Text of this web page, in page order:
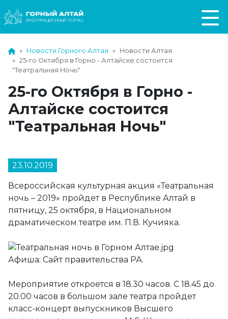
Новости Горного Алтая
Новости Алтая
25-го Октября в Горно - Алтайске состоится
"Театральная Ночь"
25-го Октября в Горно -
Алтайске состоится
"Театральная Ночь"
23.10.2019
Всероссийская культурная акция «Театральная
ночь – 2019» пройдет в Республике Алтай в
пятницу, 25 октября, в Национальном
драматическом театре им. П.В. Кучияка.
Афиша: Сайт правительства РА.
Мероприятие откроется в 18.30 часов. С 18.45 до
20.00 часов в большом зале театра пройдет
класс-концерт выпускников Высшего